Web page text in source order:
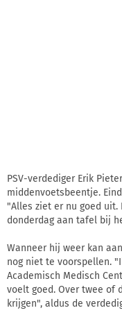
PSV-verdediger Erik
middenvoetsbeentje.
"Alles ziet er nu goed uit.
donderdag aan tafel bij
Wanneer hij weer kan
nog niet te voorspellen.
Academisch Medisch
voelt goed. Over twee of
krijgen", aldus de